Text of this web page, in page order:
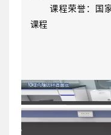
课程荣誉：国
课程